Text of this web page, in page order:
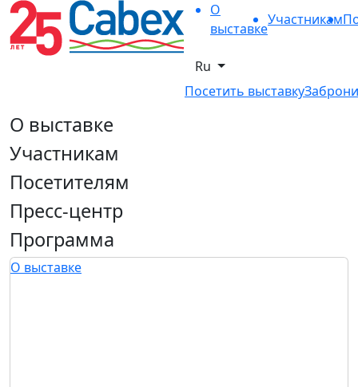
О
выставке
Участникам
Ru
Посетить выставку
О выставке
Участникам
Посетителям
Пресс-центр
Программа
О выставке